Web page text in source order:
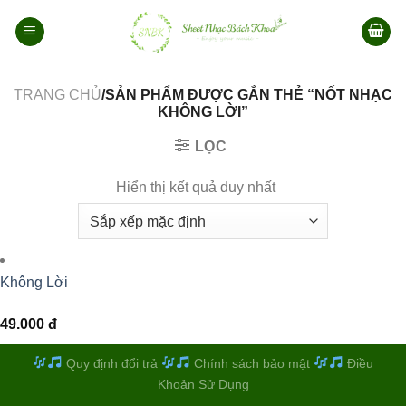
qua
TRANG CHỦ/SẢN PHẨM ĐƯỢC GẮN THẺ “NỐT NHẠC
KHÔNG LỜI”
LỌC
Hiển thị kết quả duy nhất
Không Lời
49.000 đ
Quy định đổi trả Chính sách bảo mật
Điều
Khoản Sử Dụng